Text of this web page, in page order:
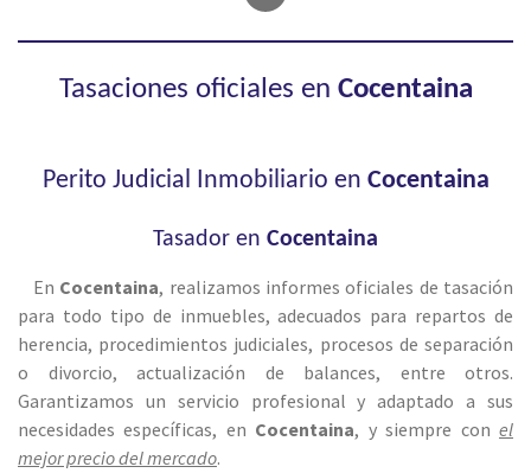
Tasaciones oficiales en Cocentaina
Perito Judicial Inmobiliario en Cocentaina
Tasador en Cocentaina
En Cocentaina, realizamos informes oficiales de tasación
para todo tipo de inmuebles, adecuados para repartos de
herencia, procedimientos judiciales, procesos de separación
o divorcio, actualización de balances, entre otros.
Garantizamos un servicio profesional y adaptado a sus
necesidades específicas, en Cocentaina, y siempre conel
mejor precio del mercado.